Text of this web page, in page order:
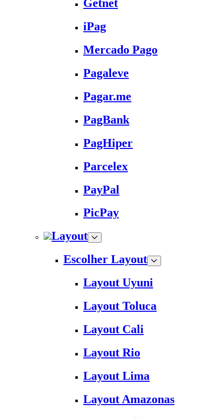
Getnet
iPag
Mercado Pago
Pagaleve
Pagar.me
PagBank
PagHiper
Parcelex
PayPal
PicPay
Layout
Escolher Layout
Layout Uyuni
Layout Toluca
Layout Cali
Layout Rio
Layout Lima
Layout Amazonas